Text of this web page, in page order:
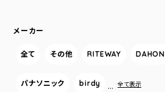
メーカー
全て その他 RITEWAY DAHON
パナソニック birdy … 全て表示